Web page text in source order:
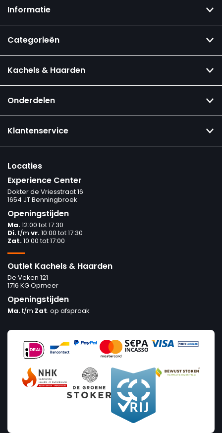
Informatie
Categorieën
Kachels & Haarden
Onderdelen
Klantenservice
Locaties
Experience Center
Dokter de Vriesstraat 16
1654 JT Benningbroek
Openingstijden
Ma.12:00 tot 17:30
Di.t/m vr.10:00 tot 17:30
Zat.10:00 tot 17:00
Outlet Kachels & Haarden
De Veken 121
1716 KG Opmeer
Openingstijden
Ma.t/m Zat. op afspraak